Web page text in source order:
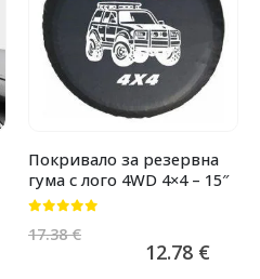
Покривало за резервна
гума с лого 4WD 4×4 – 15″
17.38€
12.78 €